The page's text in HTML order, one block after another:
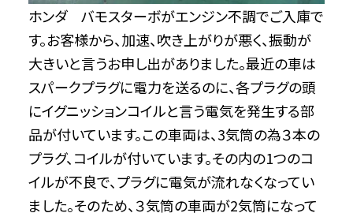
ホンダ バモスターボがエンジン不調でご入庫で
す。お客様から、加速、吹き上がりが悪く、振動が
大きいと言うお申し出がありました。最近の車は
スパークプラグに電力を送るのに、各プラグの頭
にイグニッションコイルと言う電気を発生する部
品が付いています。この車両は、3気筒の為３本の
プラグ、コイルが付いています。その内の1つのコ
イルが不良で、プラグに電気が流れなくなってい
ました。そのため、３気筒の車両が2気筒になって